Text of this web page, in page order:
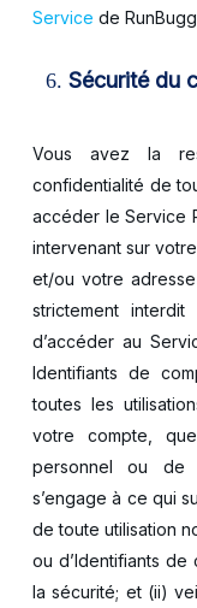
Service de
Sécurité du
Vous avez la
confidentialité de
accéder le Service
intervenant sur
et/ou votre
strictement
d’accéder au
Identifiants de
toutes les
votre compte,
personnel ou de
s’engage à ce qui
de toute utilisation
ou d’Identifiants
la sécurité; et (ii)